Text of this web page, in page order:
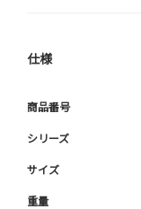
仕様
商品番号
シリーズ
サイズ
重量